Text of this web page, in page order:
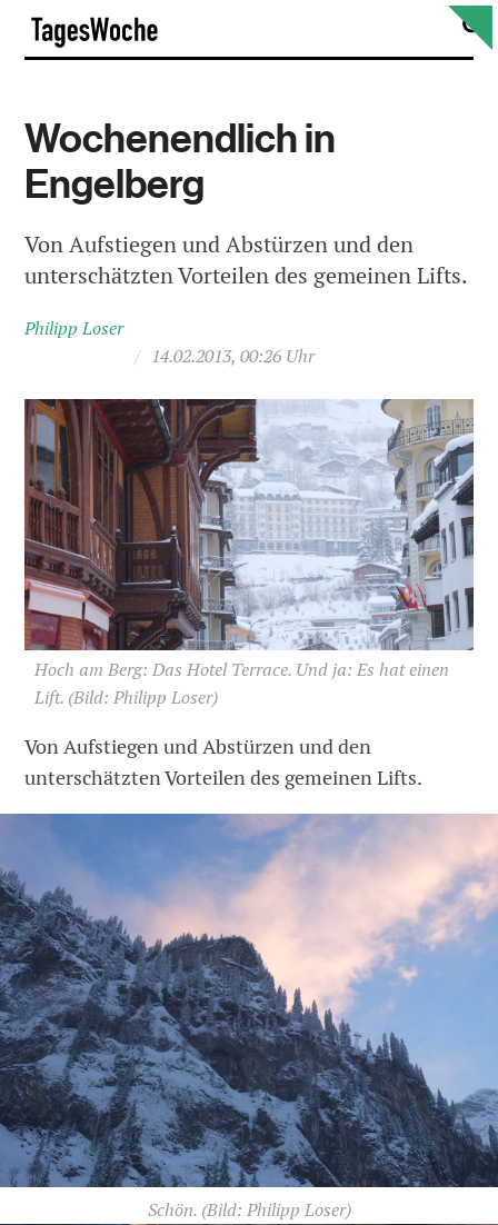
Skip
content
Wochenendlich in
Engelberg
Von Aufstiegen und Abstürzen und den
unterschätzten Vorteilen des gemeinen Lifts.
Philipp Loser
/ 14.02.2013, 00:26 Uhr
Hoch am Berg: Das Hotel Terrace. Und ja: Es hat einen
Lift. (Bild: Philipp Loser)
Von Aufstiegen und Abstürzen und den
unterschätzten Vorteilen des gemeinen Lifts.
Schön.(Bild: Philipp Loser)